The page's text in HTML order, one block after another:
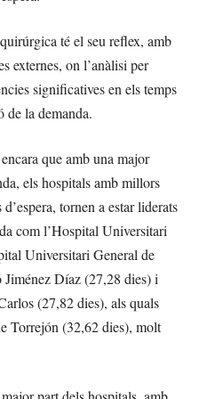
té el seu reflex, amb
externes, on l’anàlisi per
significatives en els temps
de la demanda.
que amb una major
els hospitals amb millors
tornen a estar liderats
com l’Hospital Universitari
Universitari General de
Díaz (27,28 dies) i
(27,82 dies), als quals
Torrejón (32,62 dies), molt